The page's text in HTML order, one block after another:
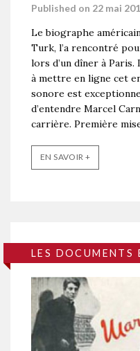
Published on 22 mai
Le biographe
Turk, l’a rencontré
lors d’un dîner à
à mettre en ligne cet
sonore est
d’entendre Marcel
carrière. Première
EN SAVOIR +
LES DOCUMENTS